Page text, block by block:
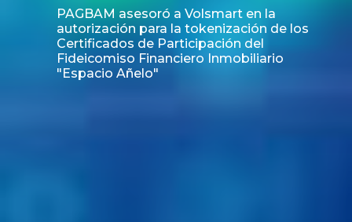
PAGBAM asesoró a Volsmart en la
autorización para la tokenización de los
Certificados de Participación del
Fideicomiso Financiero Inmobiliario
"Espacio Añelo"